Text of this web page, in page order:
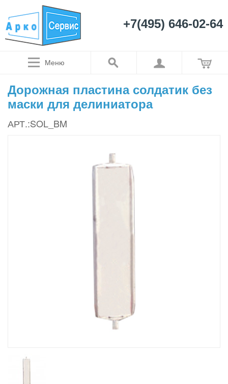
+7(495) 646-02-64
Меню
Дорожная пластина солдатик без
маски для делиниатора
АРТ.:SOL_BM